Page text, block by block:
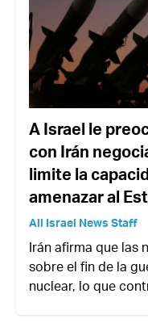
A Israel le
con Irán
limite la
amenazar al
All Israel News Staff
Irán afirma que las
sobre el fin de la
nuclear, lo que